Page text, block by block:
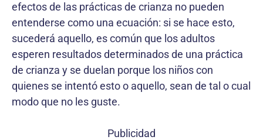
efectos de las prácticas de crianza no pueden
entenderse como una ecuación: si se hace esto,
sucederá aquello, es común que los adultos
esperen resultados determinados de una práctica
de crianza y se duelan porque los niños con
quienes se intentó esto o aquello, sean de tal o cual
modo que no les guste.
Publicidad